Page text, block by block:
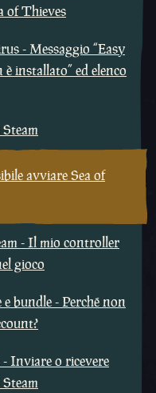
of Thieves
- Messaggio “Easy
installato” ed elenco
avviare Sea of
- Il mio controller
gioco
bundle - Perché non
Inviare o ricevere